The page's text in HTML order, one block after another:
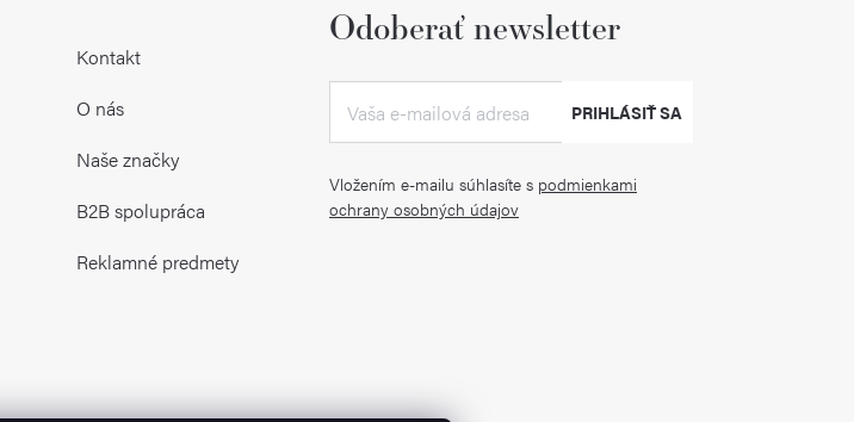
Kontakt
O nás
Naše značky
B2B spolupráca
Reklamné predmety
Odoberať newsletter
Vložením e-mailu súhlasíte s podmienkami
ochrany osobných údajov
PRIHLÁSIŤ SA